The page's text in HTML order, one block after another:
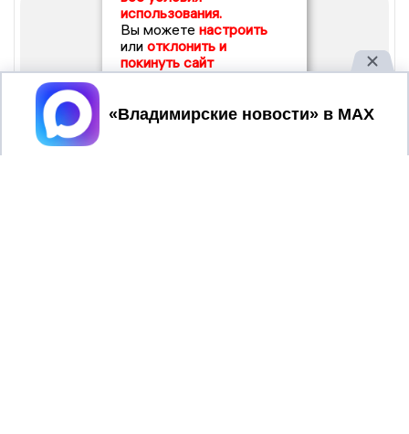
использования.
Вы можете настроить
или отклонить и
покинуть сайт
Принять